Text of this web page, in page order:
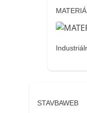
STAVBAWEB